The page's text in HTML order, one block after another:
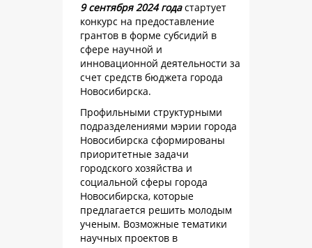
9 сентября 2024 годастартует
конкурс на предоставление
грантов в форме субсидий в
сфере научной и
инновационной деятельности за
счет средств бюджета города
Новосибирска.
Профильными структурными
подразделениями мэрии города
Новосибирска сформированы
приоритетные задачи
городского хозяйства и
социальной сферы города
Новосибирска, которые
предлагается решить молодым
ученым. Возможные тематики
научных проектов в